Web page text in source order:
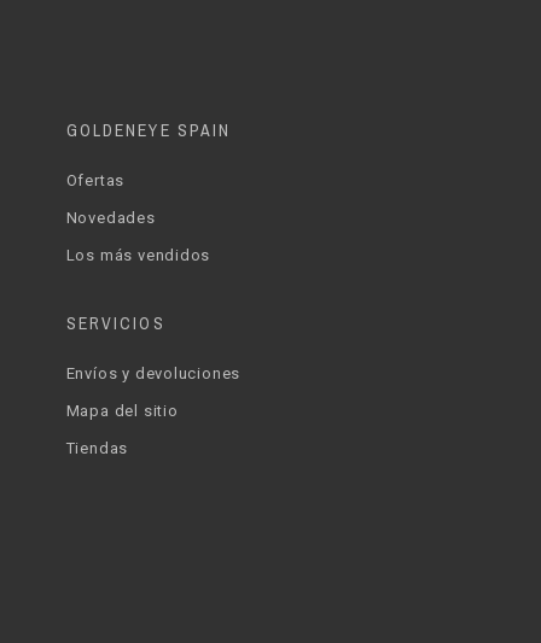
GOLDENEYE SPAIN
Ofertas
Novedades
Los más vendidos
SERVICIOS
Envíos y devoluciones
Mapa del sitio
Tiendas